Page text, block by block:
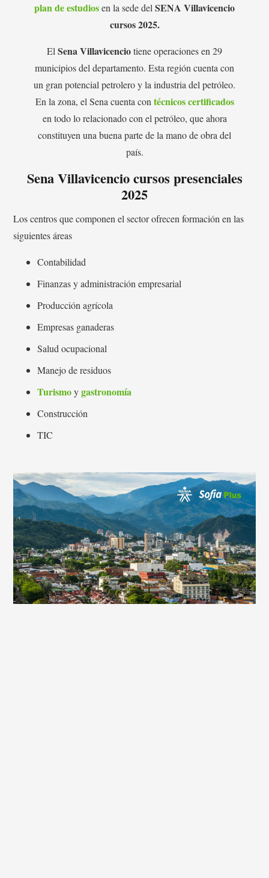
plan de estudiosen la sede del SENA Villavicencio
cursos 2025.
El Sena Villavicenciotiene operaciones en 29
municipios del departamento. Esta región cuenta con
un gran potencial petrolero y la industria del petróleo.
En la zona, el Sena cuenta con técnicos certificados
en todo lo relacionado con el petróleo, que ahora
constituyen una buena parte de la mano de obra del
país.
Sena Villavicencio cursos presenciales
2025
Los centros que componen el sector ofrecen formación en las
siguientes áreas
Contabilidad
Finanzas y administración empresarial
Producción agrícola
Empresas ganaderas
Salud ocupacional
Manejo de residuos
Turismoygastronomía
Construcción
TIC